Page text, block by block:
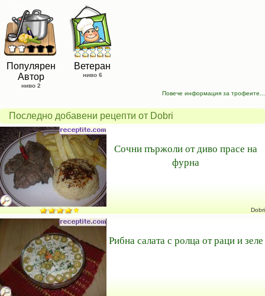
Популярен
Автор
ниво 2
Ветеран
ниво 6
Повече информация за трофеите...
Последно добавени рецепти от Dobri
Сочни пържоли от диво прасе на
фурна
Dobri
Рибна салата с ролца от раци и зеле